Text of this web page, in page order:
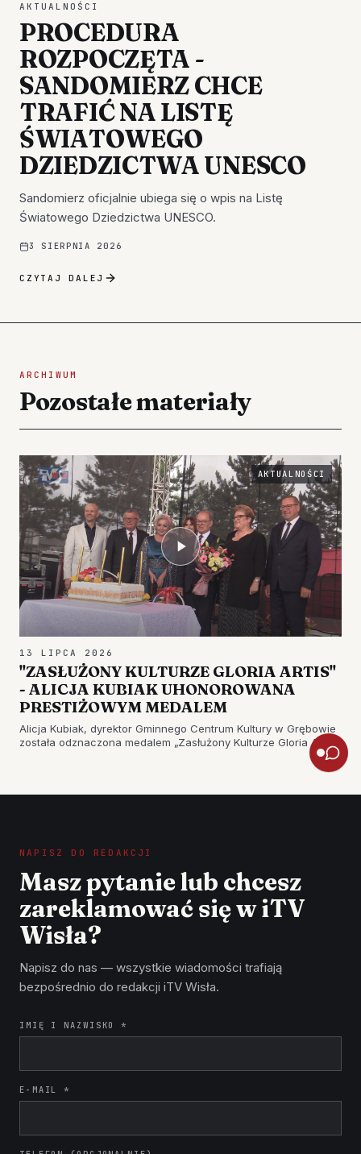
AKTUALNOŚCI
PROCEDURA
ROZPOCZĘTA -
SANDOMIERZ CHCE
TRAFIĆ NA LISTĘ
ŚWIATOWEGO
DZIEDZICTWA UNESCO
Sandomierz oficjalnie ubiega się o wpis na Listę
Światowego Dziedzictwa UNESCO.
3 SIERPNIA 2026
CZYTAJ DALEJ
ARCHIWUM
Pozostałe materiały
AKTUALNOŚCI
13 LIPCA 2026
"ZASŁUŻONY KULTURZE GLORIA ARTIS"
- ALICJA KUBIAK UHONOROWANA
PRESTIŻOWYM MEDALEM
Alicja Kubiak, dyrektor Gminnego Centrum Kultury w Grębowie
została odznaczona medalem „Zasłużony Kulturze Gloria Artis”.
NAPISZ DO REDAKCJI
Masz pytanie lub chcesz
zareklamować się w iTV
Wisła?
Napisz do nas — wszystkie wiadomości trafiają
bezpośrednio do redakcji iTV Wisła.
IMIĘ I NAZWISKO *
E-MAIL *